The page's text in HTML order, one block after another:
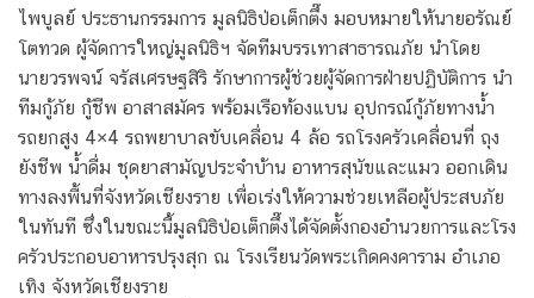
ไพบูลย์ ประธานกรรมการ มูลนิธิป่อเต็กตึ๊ง มอบหมายให้นายอรัณย์
โตทวด ผู้จัดการใหญ่มูลนิธิฯ จัดทีมบรรเทาสาธารณภัย นำโดย
นายวรพจน์ จรัสเศรษฐสิริ รักษาการผู้ช่วยผู้จัดการฝ่ายปฏิบัติการ นำ
ทีมกู้ภัย กู้ชีพ อาสาสมัคร พร้อมเรือท้องแบน อุปกรณ์กู้ภัยทางน้ำ
รถยกสูง 4×4 รถพยาบาลขับเคลื่อน 4 ล้อ รถโรงครัวเคลื่อนที่ ถุง
ยังชีพ น้ำดื่ม ชุดยาสามัญประจำบ้าน อาหารสุนัขและแมว ออกเดิน
ทางลงพื้นที่จังหวัดเชียงราย เพื่อเร่งให้ความช่วยเหลือผู้ประสบภัย
ในทันที ซึ่งในขณะนี้มูลนิธิป่อเต็กตึ๊งได้จัดตั้งกองอำนวยการและโรง
ครัวประกอบอาหารปรุงสุก ณ โรงเรียนวัดพระเกิดคงคาราม อำเภอ
เทิง จังหวัดเชียงราย